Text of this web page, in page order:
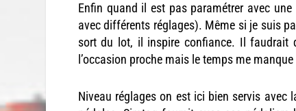
Enfin quand il est pas paramétrer avec
avec différents réglages). Même si je suis
sort du lot, il inspire confiance. Il faudrait
l’occasion proche mais le temps me
Niveau réglages on est ici bien servis avec